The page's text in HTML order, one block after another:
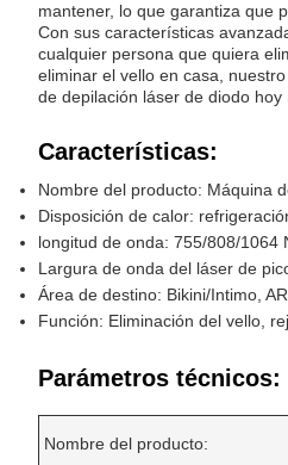
mantener, lo que garantiza que
Con sus características
cualquier persona que quiera
eliminar el vello en casa,
de depilación láser de diodo
Características:
Nombre del producto: Máquina
Disposición de calor:
longitud de onda: 755/808/1064
Largura de onda del láser de
Área de destino: Bikini/Intimo,
Función: Eliminación del vello,
Parámetros técnicos:
Nombre del producto: